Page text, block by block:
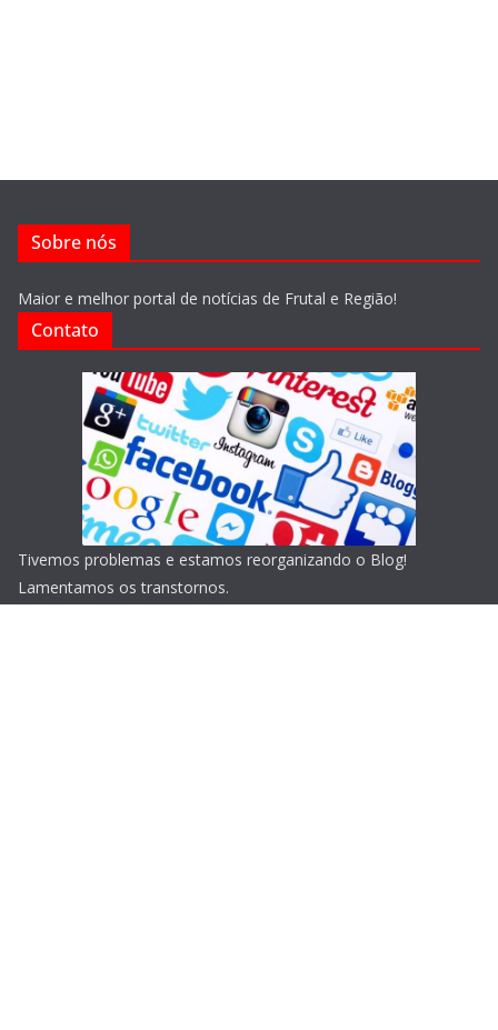
Sobre nós
Maior e melhor portal de notícias de Frutal e Região!
Contato
Tivemos problemas e estamos reorganizando o Blog!
Lamentamos os transtornos.